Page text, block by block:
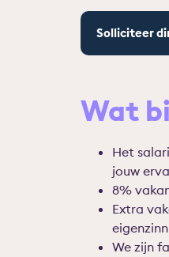
Solliciteer
Wat
Het
jouw
8%
Extra
We zijn